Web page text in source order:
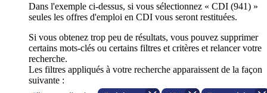
Dans l'exemple ci-dessus, si vous sélectionnez « CDI (941) »
seules les offres d'emploi en CDI vous seront restituées.
Si vous obtenez trop peu de résultats, vous pouvez supprimer
certains mots-clés ou certains filtres et critères et relancer votre
recherche.
Les filtres appliqués à votre recherche apparaissent de la façon
suivante :